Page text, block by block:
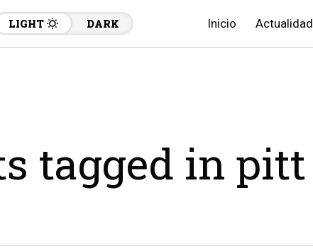
LIGHT DARK Inicio Actualidad
tagged in pitt